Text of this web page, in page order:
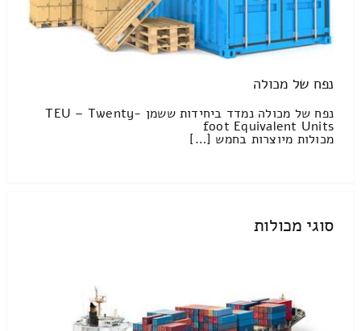
נפח של מכולה
נפח של מכולה נמדד ביחידות ששמן TEU – Twenty-
foot Equivalent Units
מכולות מיוצרות בחמש […]
סוגי מכולות